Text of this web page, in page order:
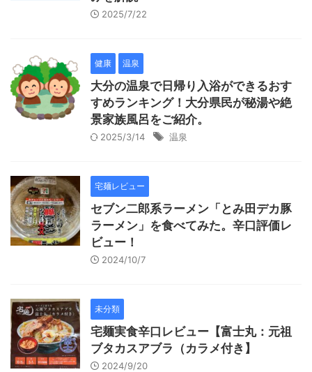
2025/7/22
健康 温泉
大分の温泉で日帰り入浴ができるおす
すめランキング！大分県民が秘湯や絶
景家族風呂をご紹介。
2025/3/14 温泉
宅麺レビュー
セブン二郎系ラーメン「とみ田デカ豚
ラーメン」を食べてみた。辛口評価レ
ビュー！
2024/10/7
未分類
宅麺実食辛口レビュー【富士丸：元祖
ブタカスアブラ（カラメ付き】
2024/9/20